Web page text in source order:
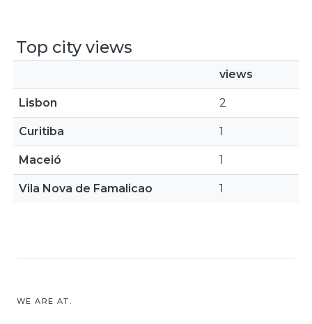
Top city views
views
Lisbon 2
Curitiba 1
Maceió 1
Vila Nova de Famalicao 1
WE ARE AT: